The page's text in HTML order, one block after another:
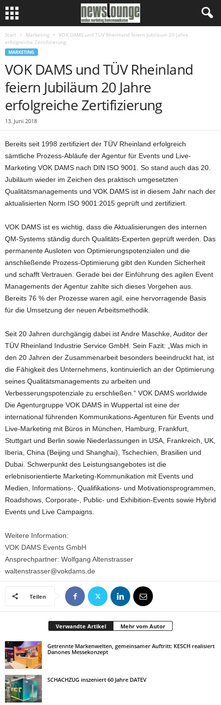
Start Marketing
VOK DAMS und TÜV Rheinland feiern Jubiläum 20 Jahre
erfolgreiche Zertifizierung
MARKETING
VOK DAMS und TÜV Rheinland
feiern Jubiläum 20 Jahre
erfolgreiche Zertifizierung
13. Juni 2018
Bereits seit 1998 zertifiziert der TÜV Rheinland erfolgreich
sämtliche Prozess-Abläufe der Agentur für Events und Live-
Marketing VOK DAMS nach DIN ISO 9001. So stand auch das 20.
Jubiläum wieder im Zeichen des praktisch umgesetzten
Qualitätsmanagements und VOK DAMS ist in diesem Jahr nach der
aktualisierten Norm ISO 9001:2015 geprüft und zertifiziert.
VOK DAMS ist es wichtig, dass die Aktualisierungen des internen
QM-Systems ständig durch Qualitäts-Experten geprüft werden. Das
permanente Ausloten von Optimierungspotenzialen und die
anschließende Prozess-Optimierung gibt den Kunden Sicherheit
und schafft Vertrauen. Gerade bei der Einführung des agilen Event
Managements der Agentur zahlte sich dieses Vorgehen aus.
Bereits 76 % der Prozesse waren agil, eine hervorragende Basis
für die Umsetzung der neuen Arbeitsmethodik.
Seit 20 Jahren durchgängig dabei ist Andre Maschke, Auditor der
TÜV Rheinland Industrie Service GmbH. Sein Fazit: „Was mich in
den 20 Jahren der Zusammenarbeit besonders beeindruckt hat, ist
die Fähigkeit des Unternehmens, kontinuierlich an der Optimierung
seines Qualitätsmanagements zu arbeiten und
Verbesserungspotenziale zu erschließen.“ VOK DAMS worldwide
Die Agenturgruppe VOK DAMS in Wuppertal ist eine der
international führenden Kommunikations-Agenturen für Events und
Live-Marketing mit Büros in München, Hamburg, Frankfurt,
Stuttgart und Berlin sowie Niederlassungen in USA, Frankreich, UK,
Iberia, China (Beijing und Shanghai), Tschechien, Brasilien und
Dubai. Schwerpunkt des Leistungsangebotes ist die
erlebnisorientierte Marketing-Kommunikation mit Events und
Medien, Informations-, Qualifikations- und Motivationsprogrammen,
Roadshows, Corporate-, Public- und Exhibition-Events sowie Hybrid
Events und Live Campaigns.
Weitere Information:
VOK DAMS Events GmbH
Ansprechpartner: Wolfgang Altenstrasser
waltenstrasser@vokdams.de
Teilen
Verwandte Artikel Mehr vom Autor
Getrennte Markenwelten, gemeinsamer Auftritt: KESCH realisiert
Danones Messekonzept
SCHACHZUG inszeniert 60 Jahre DATEV